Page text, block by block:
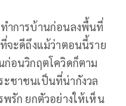
ำการบ้านก่อนลงพื้นที่
จะดีถึงแม้ว่าตอนนี้ราย
ก่อนวิกฤตโควิดก็ตาม
ชาชนเป็นที่น่ากังวล
รัก ยกตัวอย่างให้เห็น